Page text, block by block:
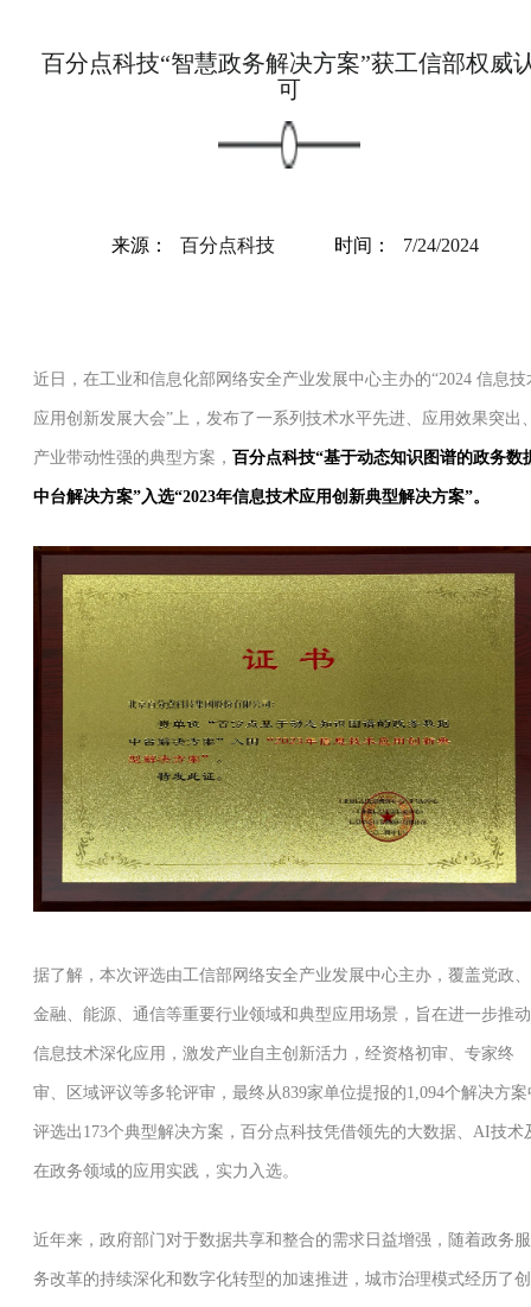
百分点科技“智慧政务解决方案”获工信部权威
可
来源： 百分点科技 时间： 7/24/2024
近日，在工业和信息化部网络安全产业发展中心主办的“2024 信息技
应用创新发展大会”上，发布了一系列技术水平先进、应用效果突出
产业带动性强的典型方案， 百分点科技“基于动态知识图谱的政务数
中台解决方案”入选“2023年信息技术应用创新典型解决方案”。
据了解，本次评选由工信部网络安全产业发展中心主办，覆盖党政、
金融、能源、通信等重要行业领域和典型应用场景，旨在进一步推动
信息技术深化应用，激发产业自主创新活力，经资格初审、专家终
审、区域评议等多轮评审，最终从839家单位提报的1,094个解决方案
评选出173个典型解决方案，百分点科技凭借领先的大数据、AI技术
在政务领域的应用实践，实力入选。
近年来，政府部门对于数据共享和整合的需求日益增强，随着政务服
务改革的持续深化和数字化转型的加速推进，城市治理模式经历了创